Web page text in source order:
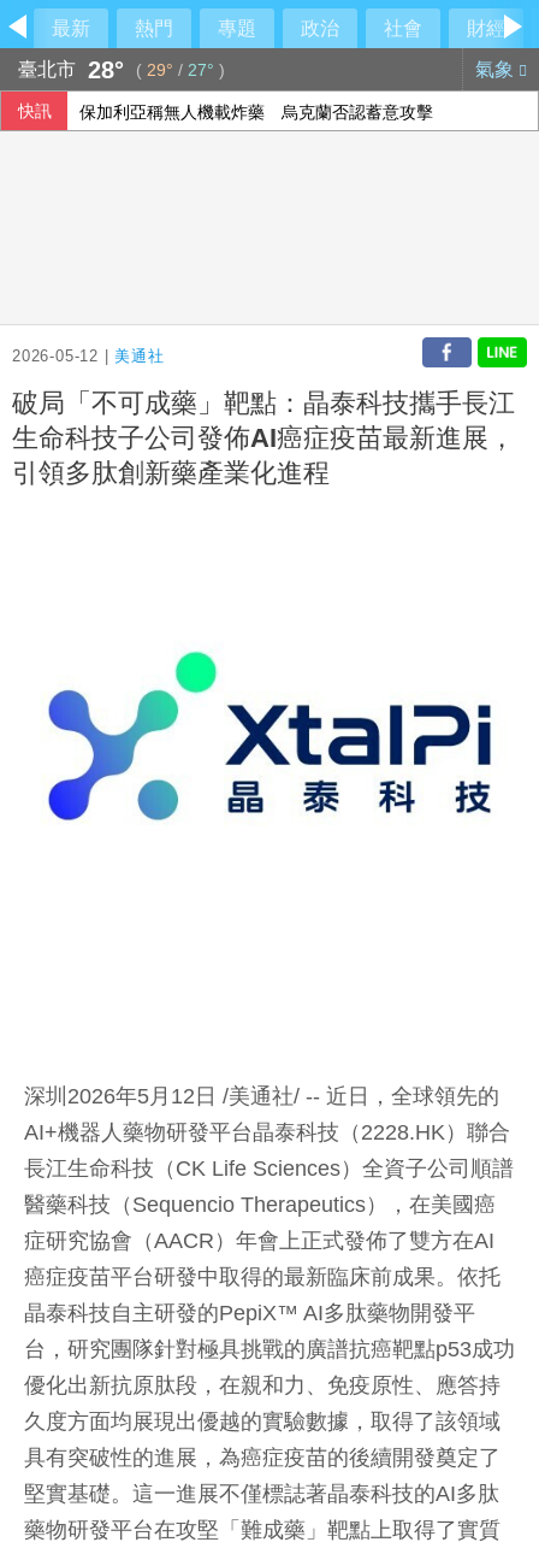
最新 熱門 專題 政治 社會
財經
臺北市 28° ( 29° / 27° ) 氣象
快訊 保加利亞稱無人機載炸藥 烏克蘭否認蓄意攻擊
2026-05-12 |美通社
破局「不可成藥」靶點：晶泰科技攜手長江
生命科技子公司發佈AI癌症疫苗最新進展，
引領多肽創新藥產業化進程
深圳2026年5月12日 /美通社/ -- 近日，全球領先的
AI+機器人藥物研發平台晶泰科技（2228.HK）聯合
長江生命科技（CK Life Sciences）全資子公司順譜
醫藥科技（Sequencio Therapeutics），在美國癌
症研究協會（AACR）年會上正式發佈了雙方在AI
癌症疫苗平台研發中取得的最新臨床前成果。依托
晶泰科技自主研發的PepiX™ AI多肽藥物開發平
台，研究團隊針對極具挑戰的廣譜抗癌靶點p53成功
優化出新抗原肽段，在親和力、免疫原性、應答持
久度方面均展現出優越的實驗數據，取得了該領域
具有突破性的進展，為癌症疫苗的後續開發奠定了
堅實基礎。這一進展不僅標誌著晶泰科技的AI多肽
藥物研發平台在攻堅「難成藥」靶點上取得了實質